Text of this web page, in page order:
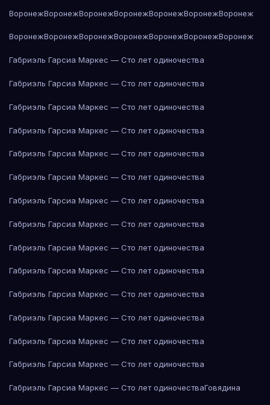
ВоронежВоронежВоронежВоронежВоронежВоронежВоронеж
ВоронежВоронежВоронежВоронежВоронежВоронежВоронеж
Габриэль Гарсиа Маркес — Сто лет одиночества
Габриэль Гарсиа Маркес — Сто лет одиночества
Габриэль Гарсиа Маркес — Сто лет одиночества
Габриэль Гарсиа Маркес — Сто лет одиночества
Габриэль Гарсиа Маркес — Сто лет одиночества
Габриэль Гарсиа Маркес — Сто лет одиночества
Габриэль Гарсиа Маркес — Сто лет одиночества
Габриэль Гарсиа Маркес — Сто лет одиночества
Габриэль Гарсиа Маркес — Сто лет одиночества
Габриэль Гарсиа Маркес — Сто лет одиночества
Габриэль Гарсиа Маркес — Сто лет одиночества
Габриэль Гарсиа Маркес — Сто лет одиночества
Габриэль Гарсиа Маркес — Сто лет одиночества
Габриэль Гарсиа Маркес — Сто лет одиночества
Габриэль Гарсиа Маркес — Сто лет одиночестваГовядина